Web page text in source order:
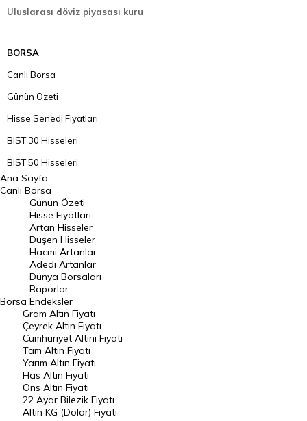
Uluslarası döviz piyasası kuru
BORSA
Canlı Borsa
Günün Özeti
Hisse Senedi Fiyatları
BIST 30 Hisseleri
BIST 50 Hisseleri
BIST 100 Hisseleri
En Çok Artan Hisseler
En Çok Düşen Hisseler
Hacmi Artanlar
Geçmiş Kapanışlar
Dünya Borsaları
Raporlar
Endeksler
DÖVİZ
Döviz Kuru
Dolar Kuru
Ana Sayfa
Canlı Borsa
Borsa
Günün Özeti
Hisse Fiyatları
Artan Hisseler
Düşen Hisseler
Hacmi Artanlar
Adedi Artanlar
Dünya Borsaları
Raporlar
Endeksler
Gram Altın Fiyatı
Çeyrek Altın Fiyatı
Cumhuriyet Altını Fiyatı
Tam Altın Fiyatı
Yarım Altın Fiyatı
Has Altın Fiyatı
Ons Altın Fiyatı
22 Ayar Bilezik Fiyatı
Altın KG (Dolar) Fiyatı